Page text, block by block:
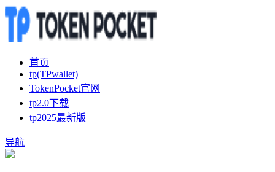
首页
tp(TPwallet)
TokenPocket官网
tp2.0下载
tp2025最新版
导航